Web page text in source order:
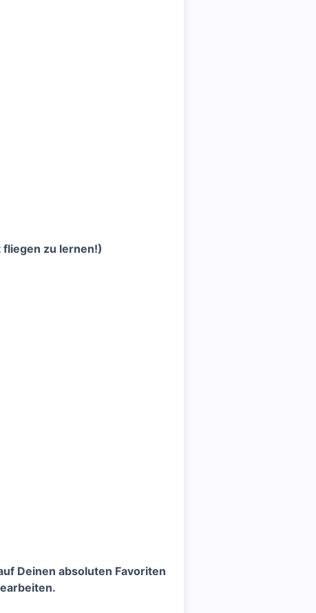
zu lernen!)
Deinen absoluten Favoriten